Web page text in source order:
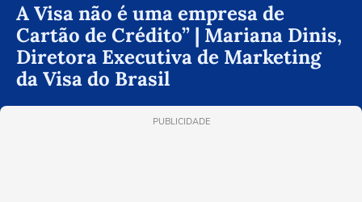
A Visa não é uma empresa de
Cartão de Crédito” | Mariana Dinis,
Diretora Executiva de Marketing
da Visa do Brasil
PUBLICIDADE